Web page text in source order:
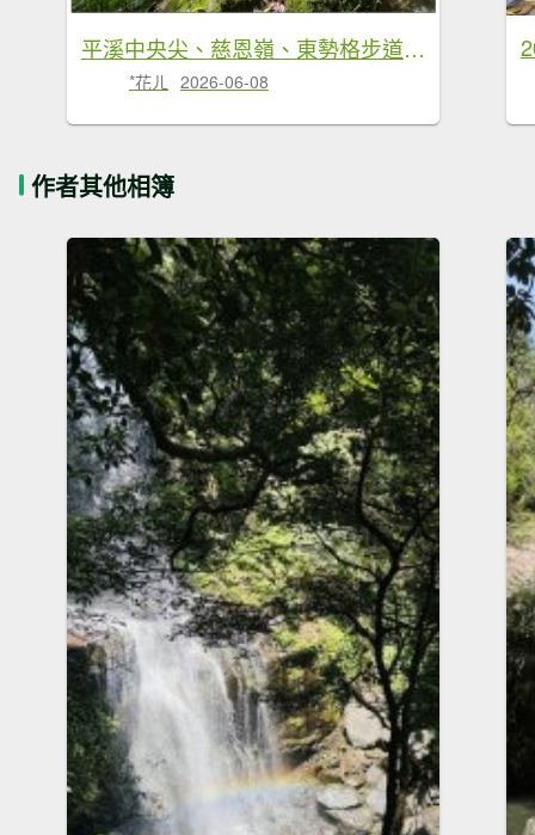
平溪中央尖、慈恩嶺、東勢格步道 O型一圈
*花ㄦ 2026-06-08
作者其他相簿